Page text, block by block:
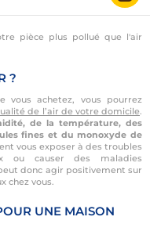
pièce plus pollué que l'air
?
vous achetez, vous pourrez
de l’air de votre domicile.
de la température, des
fines et du monoxyde de
vous exposer à des troubles
ou causer des maladies
donc agir positivement sur
chez vous.
UNE MAISON